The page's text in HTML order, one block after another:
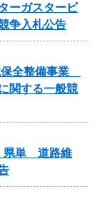
ーガスタービ
争入札公告
保全整備事業
関する一般競
県単 道路維